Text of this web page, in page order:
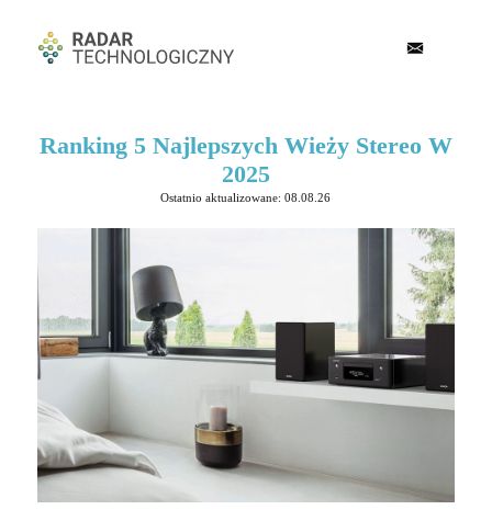
Ranking 5 Najlepszych Wieży Stereo W
2025
Ostatnio aktualizowane: 08.08.26